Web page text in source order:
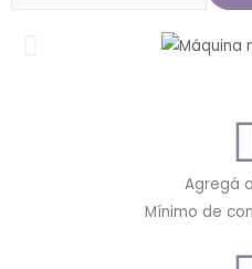
Agregá
Mínimo de